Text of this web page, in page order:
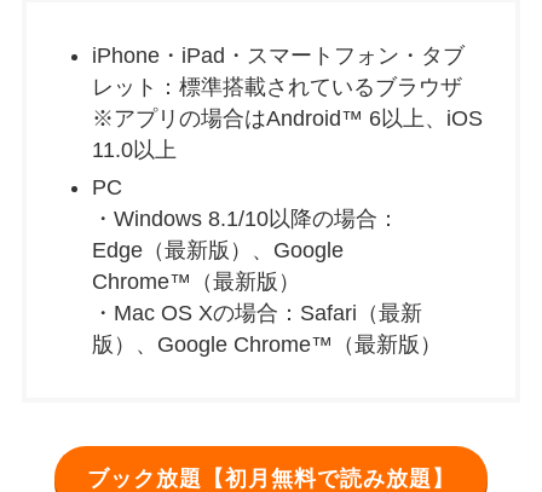
iPhone・iPad・スマートフォン・タブ
レット：標準搭載されているブラウザ
※アプリの場合はAndroid™ 6以上、iOS
11.0以上
PC
・Windows 8.1/10以降の場合：
Edge（最新版）、Google
Chrome™（最新版）
・Mac OS Xの場合：Safari（最新
版）、Google Chrome™（最新版）
ブック放題【初月無料で読み放題】